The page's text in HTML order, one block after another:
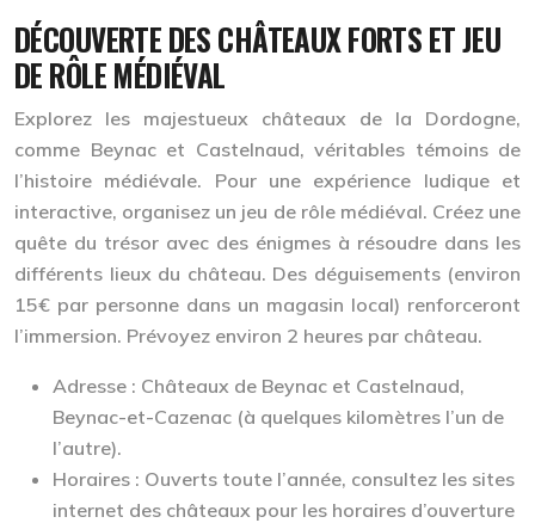
DÉCOUVERTE DES CHÂTEAUX FORTS ET JEU
DE RÔLE MÉDIÉVAL
Explorez les majestueux châteaux de la Dordogne,
comme Beynac et Castelnaud, véritables témoins de
l’histoire médiévale. Pour une expérience ludique et
interactive, organisez un jeu de rôle médiéval. Créez une
quête du trésor avec des énigmes à résoudre dans les
différents lieux du château. Des déguisements (environ
15€ par personne dans un magasin local) renforceront
l’immersion. Prévoyez environ 2 heures par château.
Adresse : Châteaux de Beynac et Castelnaud,
Beynac-et-Cazenac (à quelques kilomètres l’un de
l’autre).
Horaires : Ouverts toute l’année, consultez les sites
internet des châteaux pour les horaires d’ouverture